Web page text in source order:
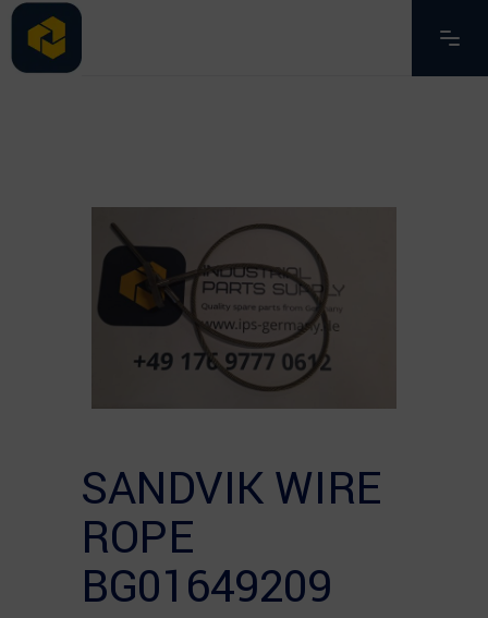
SANDVIK WIRE
ROPE
BG01649209